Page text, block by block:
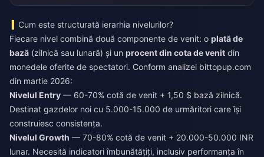
Cum este structurată ierarhia nivelurilor?
Fiecare nivel combină două componente de venit: o plată de
bază (zilnică sau lunară) și un procent din cota de venit din
monedele oferite de spectatori. Conform analizei bittopup.com
din martie 2026:
Nivelul Entry — 60-70% cotă de venit + 1,50 $ bază zilnică.
Destinat gazdelor noi cu 5.000-15.000 de urmăritori care își
construiesc consistența.
Nivelul Growth — 70-80% cotă de venit + 20.000-50.000 INR
lunar. Necesită indicatori îmbunătățiți, inclusiv performanța în